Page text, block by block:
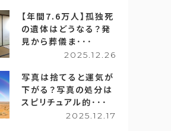
【年間7.6万人】孤独死
の遺体はどうなる？発
見から葬儀ま･･･
2025.12.26
写真は捨てると運気が
下がる？写真の処分は
スピリチュアル的･･･
2025.12.17